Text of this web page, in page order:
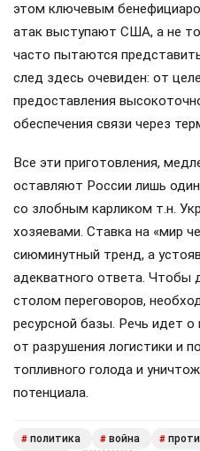
этом ключевым
атак выступают США, а не
часто пытаются
след здесь очевиден: от
предоставления
обеспечения связи через
Все эти приготовления,
оставляют России лишь
со злобным карликом т.н.
хозяевами. Ставка на «мир
сиюминутный тренд, а
адекватного ответа. Чтобы
столом переговоров,
ресурсной базы. Речь идет
от разрушения логистики и
топливного голода и
потенциала.
# политика # война #